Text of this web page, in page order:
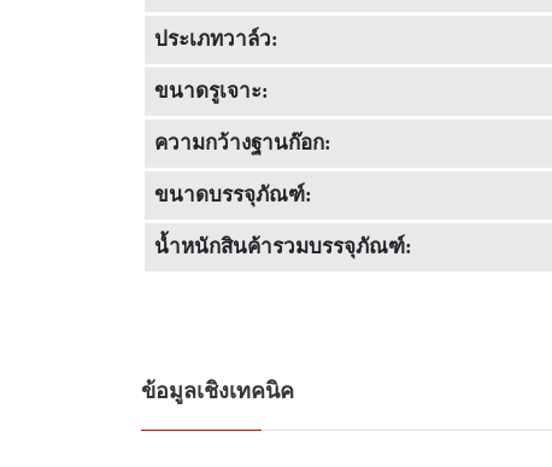
ประเภทวาล์ว:
ขนาดรูเจาะ:
ความกว้างฐานก๊อก:
ขนาดบรรจุภัณฑ์:
น้ำหนักสินค้ารวมบรรจุภัณฑ์:
ข้อมูลเชิงเทคนิค